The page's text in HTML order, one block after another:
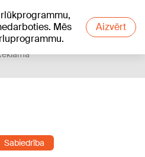
Mēs
Aizvērt
Sabiedrība